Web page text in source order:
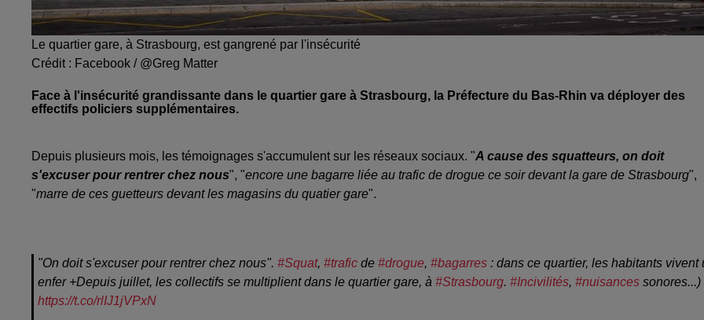
Le quartier gare, à Strasbourg, est gangrené par l'insécurité
Crédit : Facebook / @Greg Matter
Face à l'insécurité grandissante dans le quartier gare à Strasbourg, la Préfecture du Bas-Rhin va déployer des
effectifs policiers supplémentaires.
Depuis plusieurs mois, les témoignages s'accumulent sur les réseaux sociaux. "A cause des squatteurs, on doit
s'excuser pour rentrer chez nous", "encore une bagarre liée au trafic de drogue ce soir devant la gare de Strasbourg",
"marre de ces guetteurs devant les magasins du quatier gare".
"On doit s'excuser pour rentrer chez nous". #Squat, #trafic de #drogue, #bagarres : dans ce quartier, les habitants vivent
enfer +Depuis juillet, les collectifs se multiplient dans le quartier gare, à #Strasbourg. #Incivilités, #nuisances sonores...)
https://t.co/rlIJ1jVPxN